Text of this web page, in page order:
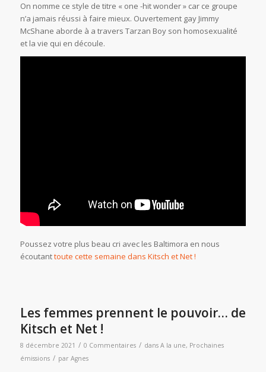
On nomme ce style de titre « one -hit wonder » car ce groupe
n’a jamais réussi à faire mieux. Ouvertement gay Jimmy
McShane aborde à a travers Tarzan Boy son homosexualité
et la vie qui en découle.
Poussez votre plus beau cri avec les Baltimora en nous
écoutanttoute cette semaine dans Kitsch et Net !
Les femmes prennent le pouvoir… de
Kitsch et Net !
8 décembre 2021 / 0 Commentaires / dans A la une, Prochaines
émissions / par Agnes